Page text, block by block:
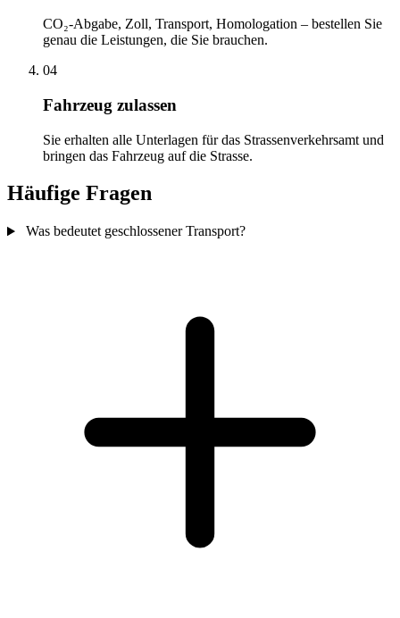
CO₂-Abgabe, Zoll, Transport, Homologation – bestellen Sie
genau die Leistungen, die Sie brauchen.
04
Fahrzeug zulassen
Sie erhalten alle Unterlagen für das Strassenverkehrsamt und
bringen das Fahrzeug auf die Strasse.
Häufige Fragen
Was bedeutet geschlossener Transport?